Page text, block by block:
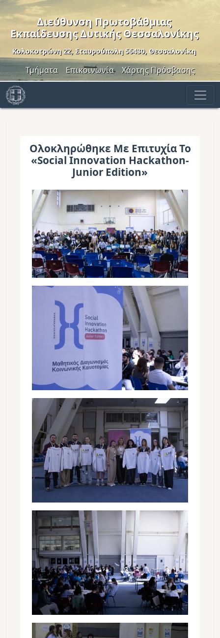
Παράκαμψη προς το κυρίως περιεχόμενο
Διεύθυνση Πρωτοβάθμιας
Εκπαίδευσης Δυτικής Θεσσαλονίκης
Κολοκοτρώνη 22, Σταυρούπολη 56430, Θεσσαλονίκη
Header Menu
Τμήματα Επικοινωνία Χάρτης Πρόσβασης
Ολοκληρώθηκε Με Επιτυχία Το
«Social Innovation Hackathon-
Junior Edition»